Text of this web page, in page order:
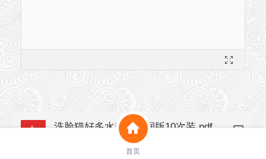
洗脸猫好多水套装滋润版10次装.pdf
首页